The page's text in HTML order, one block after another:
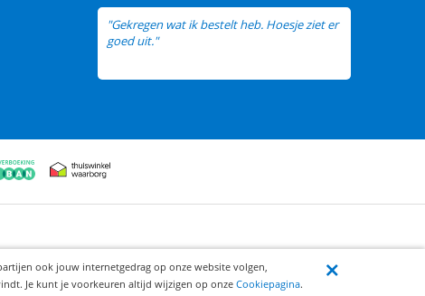
"Gekregen wat ik bestelt heb. Hoesje ziet er
goed uit."
ook jouw internetgedrag op onze website volgen,
Je kunt je voorkeuren altijd wijzigen op onze Cookiepagina.